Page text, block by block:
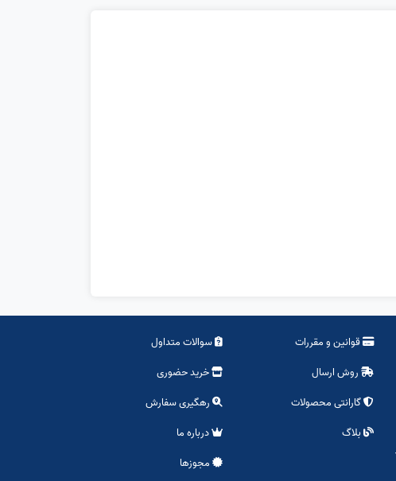
قوانین و مقررات
روش ارسال
گارانتی محصولات
بلاگ
سوالات متداول
خرید حضوری
رهگیری سفارش
درباره ما
مجوزها